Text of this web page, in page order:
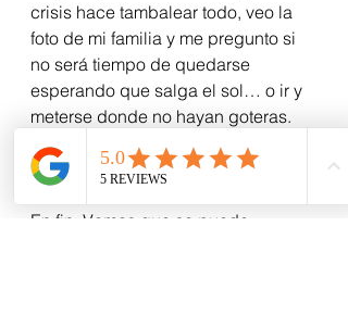
crisis hace tambalear todo, veo la
foto de mi familia y me pregunto si
no será tiempo de quedarse
esperando que salga el sol… o ir y
meterse donde no hayan goteras.
Si supiera la respuesta, no estaría
escribiendo esto.
En fin. Vamos que se puede.